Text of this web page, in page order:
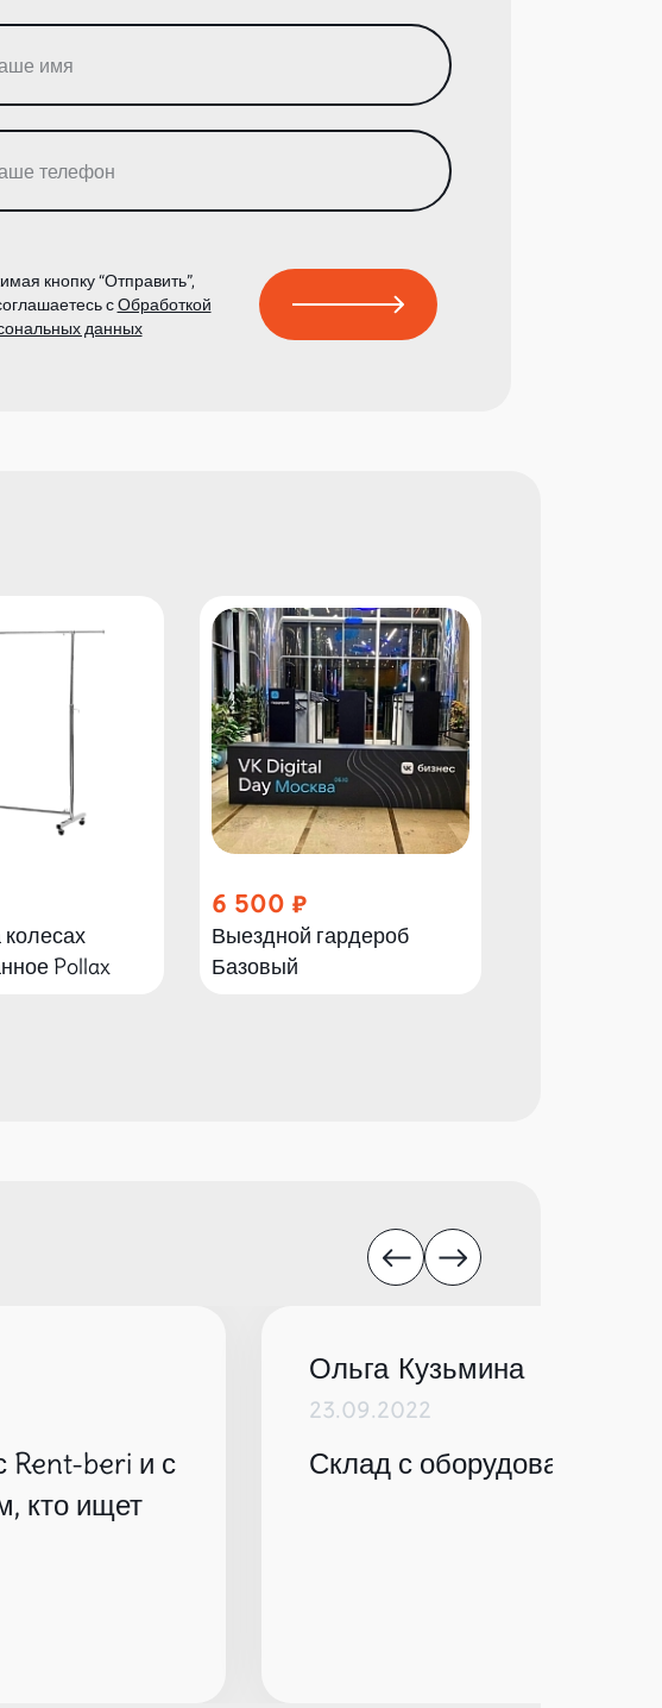
кнопку “Отправить”,
сОбработкой
данных
Pollax
6 500
Выездной гардероб
Базовый
Rent-beri и с
кто ищет
Ольга Кузьмина
23.09.2022
Склад с оборудованием